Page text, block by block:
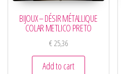
BIJOUX – DÉSIR MÉTALLIQUE
COLAR METLICO PRETO
€25,36
Add to cart